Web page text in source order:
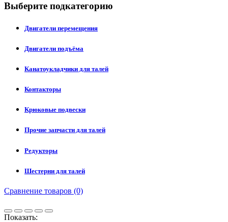
Выберите подкатегорию
Двигатели перемещения
Двигатели подъёма
Канатоукладчики для талей
Контакторы
Крюковые подвески
Прочие запчасти для талей
Редукторы
Шестерни для талей
Сравнение товаров (0)
Показать: